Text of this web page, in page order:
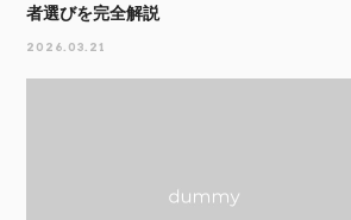
者選びを完全解説
2026.03.21